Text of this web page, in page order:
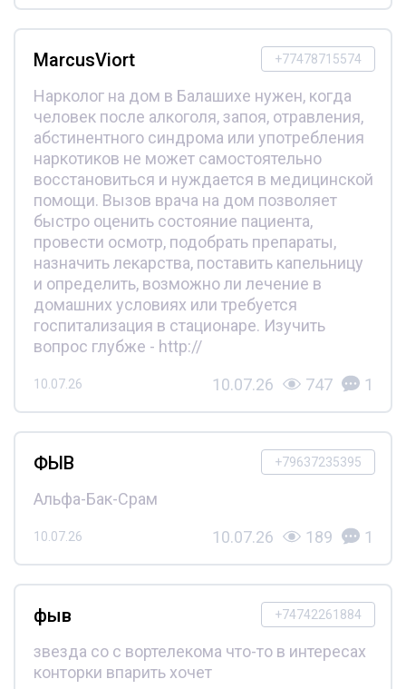
+77478715574
MarcusViort
Нарколог на дом в Балашихе нужен, когда
человек после алкоголя, запоя, отравления,
абстинентного синдрома или употребления
наркотиков не может самостоятельно
восстановиться и нуждается в медицинской
помощи. Вызов врача на дом позволяет
быстро оценить состояние пациента,
провести осмотр, подобрать препараты,
назначить лекарства, поставить капельницу
и определить, возможно ли лечение в
домашних условиях или требуется
госпитализация в стационаре. Изучить
вопрос глубже - http://
10.07.26 10.07.26 747 1
+79637235395
ФЫВ
Альфа-Бак-Срам
10.07.26 10.07.26 189 1
+74742261884
фыв
звезда со с вортелекома что-то в интересах
конторки впарить хочет